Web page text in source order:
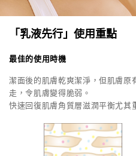
「乳液先行」使用重點
最佳的使用時機
潔面後的肌膚乾爽潔淨，但肌膚原
走，令肌膚變得脆弱。
快速回復肌膚角質層滋潤平衡尤其